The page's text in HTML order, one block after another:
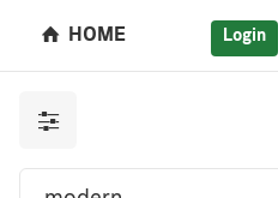
HOME Login